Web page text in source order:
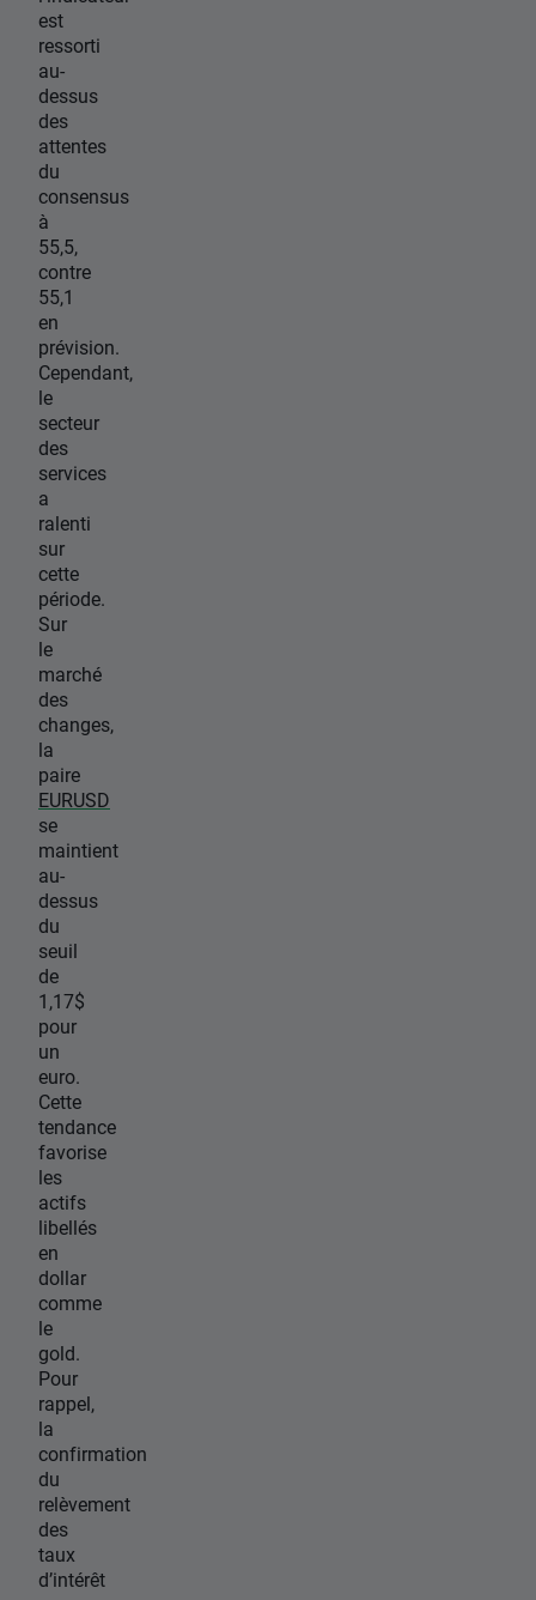
est
ressorti
au-
dessus
des
attentes
du
consensus
à
55,5,
contre
55,1
en
prévision.
Cependant,
le
secteur
des
services
a
ralenti
sur
cette
période.
Sur
le
marché
des
changes,
la
paire
EURUSD
se
maintient
au-
dessus
du
seuil
de
1,17$
pour
un
euro.
Cette
tendance
favorise
les
actifs
libellés
en
dollar
comme
le
gold.
Pour
rappel,
la
confirmation
du
relèvement
des
taux
d’intérêt